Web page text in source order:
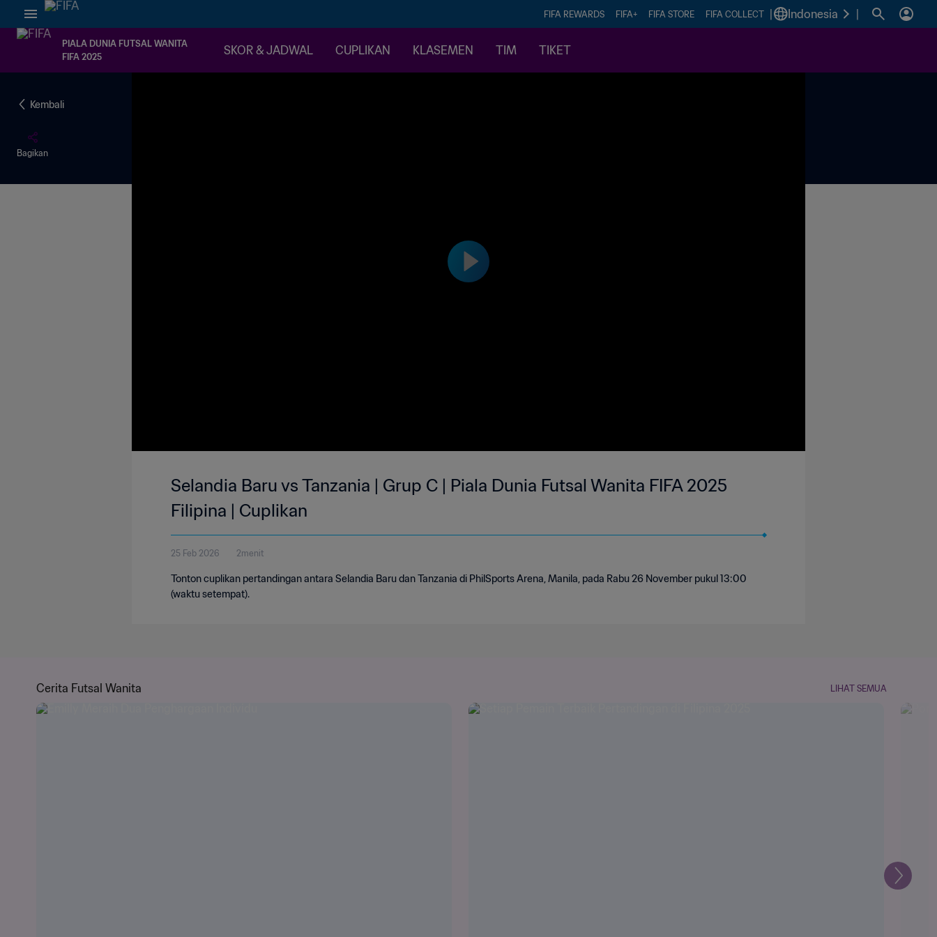
FIFA REWARDS FIFA+ FIFA STORE FIFA COLLECT Indonesia
PIALA DUNIA FUTSAL WANITA
FIFA 2025
SKOR & JADWAL CUPLIKAN KLASEMEN TIM TIKET
Kembali
Bagikan
Selandia Baru vs Tanzania | Grup C | Piala Dunia Futsal Wanita FIFA 2025
Filipina | Cuplikan
25 Feb 2026 2menit
Tonton cuplikan pertandingan antara Selandia Baru dan Tanzania di PhilSports Arena, Manila, pada Rabu 26 November pukul 13:00
(waktu setempat).
Cerita Futsal Wanita LIHAT SEMUA